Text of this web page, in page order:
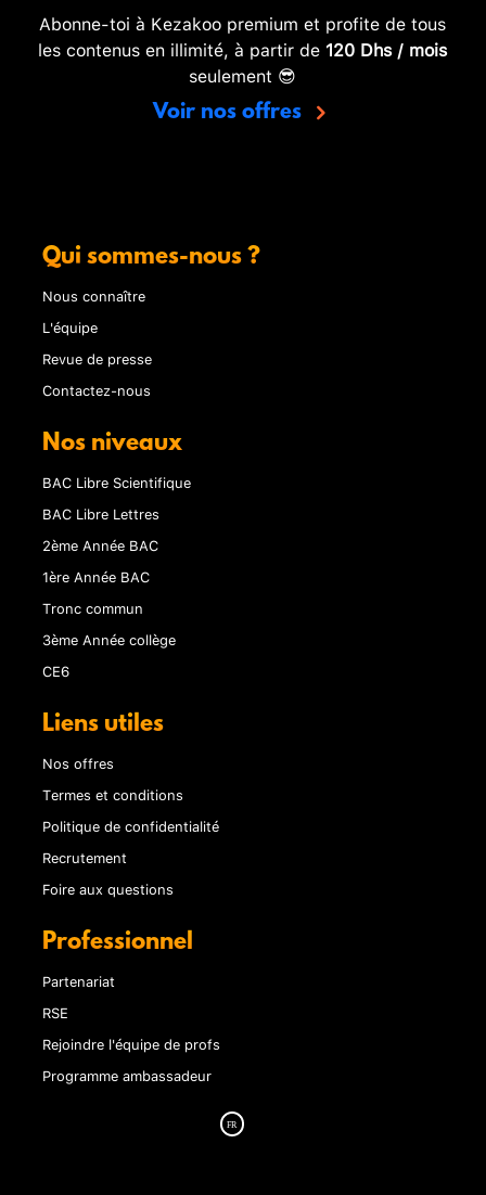
Abonne-toi à Kezakoo premium et profite de tous
les contenus en illimité, à partir de 120 Dhs / mois
seulement 😎
Voir nos offres
Qui sommes-nous ?
Nous connaître
L'équipe
Revue de presse
Contactez-nous
Nos niveaux
BAC Libre Scientifique
BAC Libre Lettres
2ème Année BAC
1ère Année BAC
Tronc commun
3ème Année collège
CE6
Liens utiles
Nos offres
Termes et conditions
Politique de confidentialité
Recrutement
Foire aux questions
Professionnel
Partenariat
RSE
Rejoindre l'équipe de profs
Programme ambassadeur